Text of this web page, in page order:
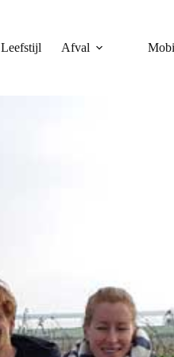
Leefstijl Afval